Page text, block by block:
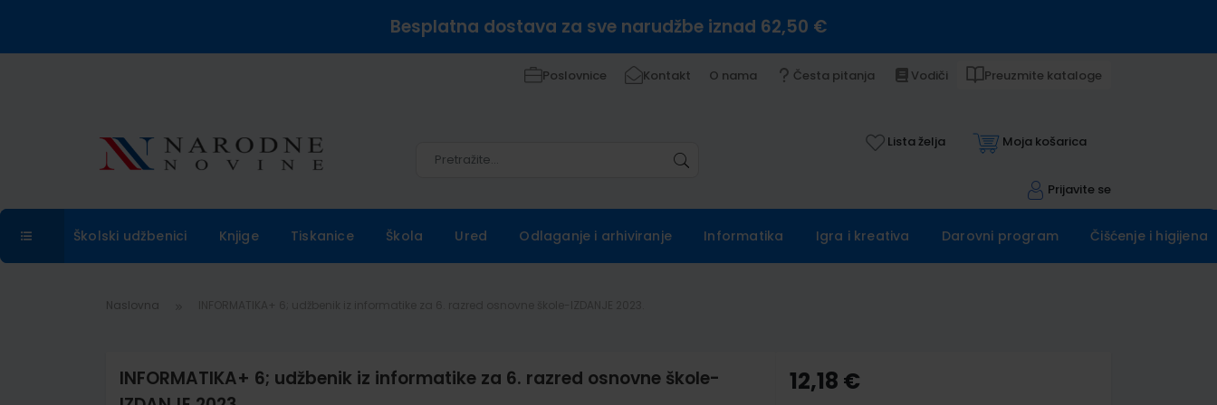
Besplatna dostava za sve narudžbe iznad 62,50 €
Poslovnice Kontakt O nama Česta pitanja Vodiči Preuzmite kataloge
Lista želja Moja košarica
Prijavite se
Školski udžbenici Knjige Tiskanice Škola Ured Odlaganje i arhiviranje Informatika Igra i kreativa Darovni program Čišćenje i higijena
Naslovna
INFORMATIKA+ 6; udžbenik iz informatike za 6. razred osnovne škole-
12,18 €